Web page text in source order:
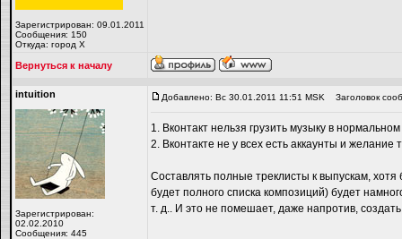
Зарегистрирован: 09.01.2011
Сообщения: 150
Откуда: город Х
Вернуться к началу
intuition
Зарегистрирован:
02.02.2010
Сообщения: 445
Добавлено: Вс 30.01.2011 11:51 MSK Заголовок
1. Вконтакт нельзя грузить музыку в
2. Вконтакте не у всех есть аккаунты и желание
Составлять полные треклисты к выпускам,
будет полного списка композиций) будет
т. д.. И это не помешает, даже напротив,